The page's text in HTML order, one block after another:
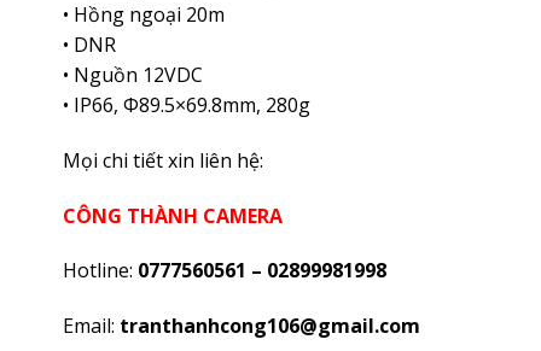
• Hồng ngoại 20m
• DNR
• Nguồn 12VDC
• IP66, Φ89.5×69.8mm, 280g
Mọi chi tiết xin liên hệ:
CÔNG THÀNH CAMERA
Hotline: 0777560561 – 02899981998
Email: tranthanhcong106@gmail.com